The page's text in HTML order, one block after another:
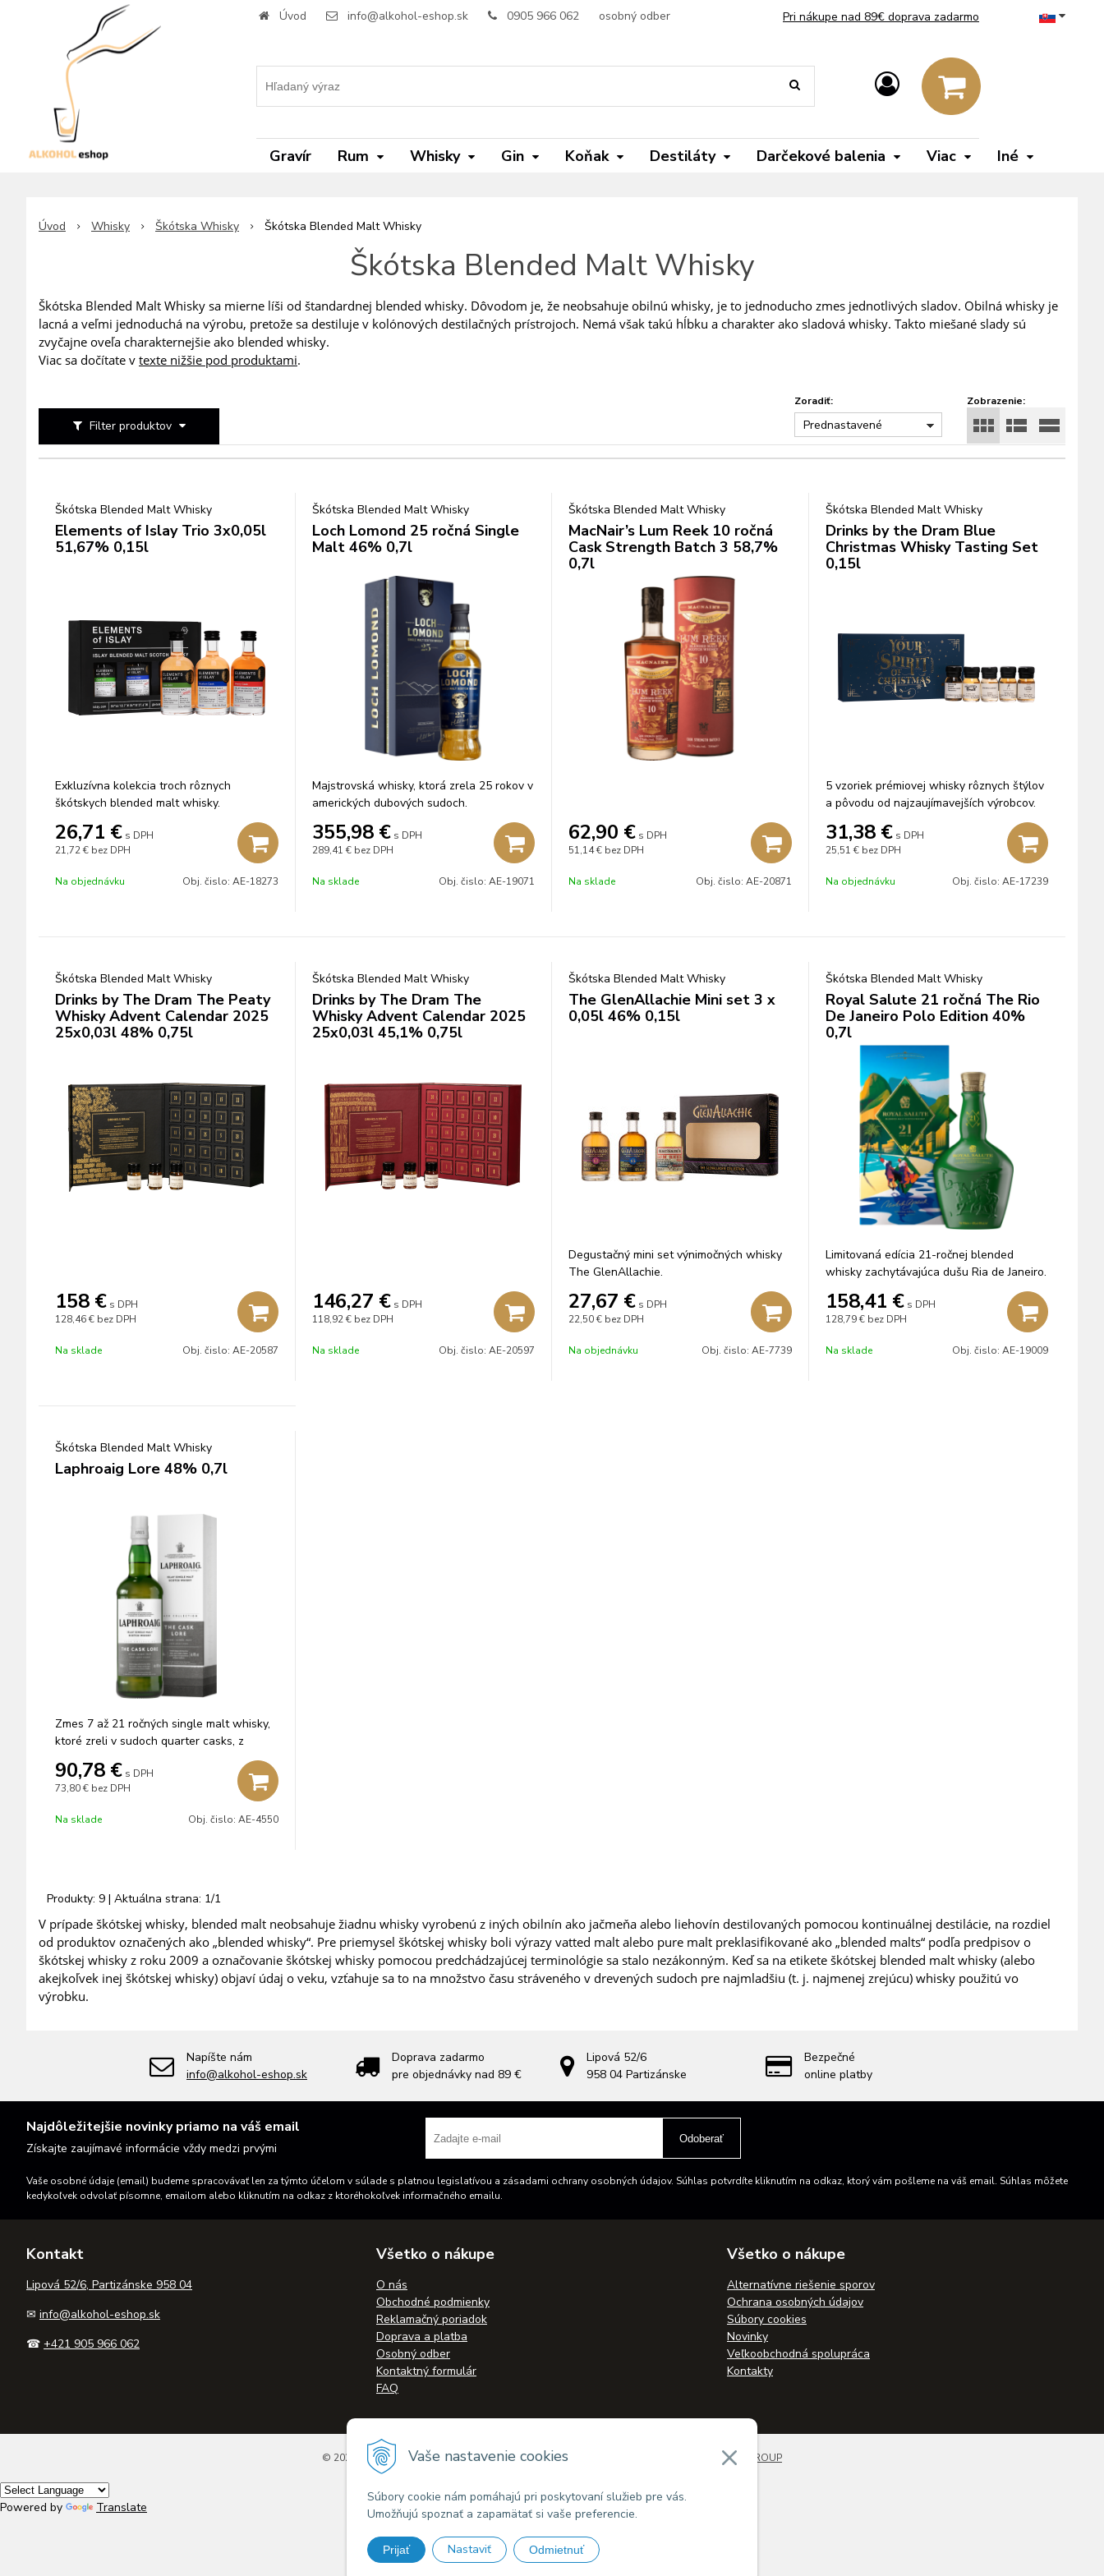
Vaše nastavenie cookies
Súbory cookie nám pomáhajú pri poskytovaní služieb pre vás.
Umožňujú spoznať a zapamätať si vaše preferencie.
Prijať Nastaviť Odmietnuť
Úvod info@alkohol-eshop.sk 0905 966 062 osobný odber Pri nákupe nad 89€ doprava zadarmo
Gravír Rum Whisky Gin Koňak Destiláty Darčekové balenia Viac Iné
Úvod Whisky Škótska Whisky Škótska Blended Malt Whisky
Škótska Blended Malt Whisky
Škótska Blended Malt Whisky sa mierne líši od štandardnej blended whisky. Dôvodom je, že neobsahuje obilnú whisky, je to jednoducho zmes jednotlivých sladov. Obilná whisky je
lacná a veľmi jednoduchá na výrobu, pretože sa destiluje v kolónových destilačných prístrojoch. Nemá však takú hĺbku a charakter ako sladová whisky. Takto miešané slady sú
zvyčajne oveľa charakternejšie ako blended whisky.
Viac sa dočítate v texte nižšie pod produktami.
Filter produktov
Zobrazenie:
Zoradiť:
Prednastavené
Škótska Blended Malt Whisky
Elements of Islay Trio 3x0,05l
51,67% 0,15l
Exkluzívna kolekcia troch rôznych
škótskych blended malt whisky.
26,71 € s DPH
21,72 € bez DPH
Na objednávku Obj. čislo: AE-18273
Škótska Blended Malt Whisky
Loch Lomond 25 ročná Single
Malt 46% 0,7l
Majstrovská whisky, ktorá zrela 25 rokov v
amerických dubových sudoch.
355,98 € s DPH
289,41 € bez DPH
Na sklade Obj. čislo: AE-19071
Škótska Blended Malt Whisky
MacNair’s Lum Reek 10 ročná
Cask Strength Batch 3 58,7%
0,7l
62,90 € s DPH
51,14 € bez DPH
Na sklade Obj. čislo: AE-20871
Škótska Blended Malt Whisky
Drinks by the Dram Blue
Christmas Whisky Tasting Set
0,15l
5 vzoriek prémiovej whisky rôznych štýlov
a pôvodu od najzaujímavejších výrobcov.
31,38 € s DPH
25,51 € bez DPH
Na objednávku Obj. čislo: AE-17239
Škótska Blended Malt Whisky
Drinks by The Dram The Peaty
Whisky Advent Calendar 2025
25x0,03l 48% 0,75l
158 € s DPH
128,46 € bez DPH
Na sklade Obj. čislo: AE-20587
Škótska Blended Malt Whisky
Drinks by The Dram The
Whisky Advent Calendar 2025
25x0,03l 45,1% 0,75l
146,27 € s DPH
118,92 € bez DPH
Na sklade Obj. čislo: AE-20597
Škótska Blended Malt Whisky
The GlenAllachie Mini set 3 x
0,05l 46% 0,15l
Degustačný mini set výnimočných whisky
The GlenAllachie.
27,67 € s DPH
22,50 € bez DPH
Na objednávku Obj. čislo: AE-7739
Škótska Blended Malt Whisky
Royal Salute 21 ročná The Rio
De Janeiro Polo Edition 40%
0,7l
Limitovaná edícia 21-ročnej blended
whisky zachytávajúca dušu Ria de Janeiro.
158,41 € s DPH
128,79 € bez DPH
Na sklade Obj. čislo: AE-19009
Škótska Blended Malt Whisky
Laphroaig Lore 48% 0,7l
Zmes 7 až 21 ročných single malt whisky,
ktoré zreli v sudoch quarter casks, z
európskeho dubu, po bourbone a sherry.
90,78 € s DPH
73,80 € bez DPH
Na sklade Obj. čislo: AE-4550
Produkty: 9 | Aktuálna strana: 1/1
V prípade škótskej whisky, blended malt neobsahuje žiadnu whisky vyrobenú z iných obilnín ako jačmeňa alebo liehovín destilovaných pomocou kontinuálnej destilácie, na rozdiel
od produktov označených ako „blended whisky“. Pre priemysel škótskej whisky boli výrazy vatted malt alebo pure malt preklasifikované ako „blended malts“ podľa predpisov o
škótskej whisky z roku 2009 a označovanie škótskej whisky pomocou predchádzajúcej terminológie sa stalo nezákonným. Keď sa na etikete škótskej blended malt whisky (alebo
akejkoľvek inej škótskej whisky) objaví údaj o veku, vzťahuje sa to na množstvo času stráveného v drevených sudoch pre najmladšiu (t. j. najmenej zrejúcu) whisky použitú vo
výrobku.
Napíšte nám
info@alkohol-eshop.sk
Doprava zadarmo
pre objednávky nad 89 €
Lipová 52/6
958 04 Partizánske
Bezpečné
online platby
Najdôležitejšie novinky priamo na váš email
Získajte zaujímavé informácie vždy medzi prvými
Odoberať
Vaše osobné údaje (email) budeme spracovávať len za týmto účelom v súlade s platnou legislatívou a zásadami ochrany osobných údajov. Súhlas potvrdíte kliknutím na odkaz, ktorý vám pošleme na váš email. Súhlas môžete
kedykoľvek odvolať písomne, emailom alebo kliknutím na odkaz z ktoréhokoľvek informačného emailu.
Kontakt
Lipová 52/6, Partizánske 958 04
✉ info@alkohol-eshop.sk
☎ +421 905 966 062
Všetko o nákupe
O nás
Obchodné podmienky
Reklamačný poriadok
Doprava a platba
Osobný odber
Kontaktný formulár
FAQ
Všetko o nákupe
Alternatívne riešenie sporov
Ochrana osobných údajov
Súbory cookies
Novinky
Veľkoobchodná spolupráca
Kontakty
© 2026 Alkohol-eshop.sk •tvorba eshopu cez UNIobchod WEBYGROUP
Powered by Translate